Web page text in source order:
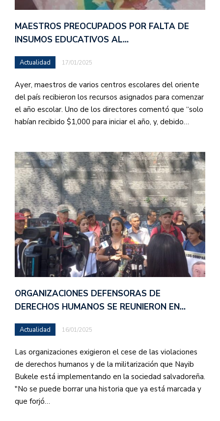
MAESTROS PREOCUPADOS POR FALTA DE
INSUMOS EDUCATIVOS AL…
Actualidad 17/01/2025
Ayer, maestros de varios centros escolares del oriente
del país recibieron los recursos asignados para comenzar
el año escolar. Uno de los directores comentó que “solo
habían recibido $1,000 para iniciar el año, y, debido…
ORGANIZACIONES DEFENSORAS DE
DERECHOS HUMANOS SE REUNIERON EN…
Actualidad 16/01/2025
Las organizaciones exigieron el cese de las violaciones
de derechos humanos y de la militarización que Nayib
Bukele está implementando en la sociedad salvadoreña.
"No se puede borrar una historia que ya está marcada y
que forjó…